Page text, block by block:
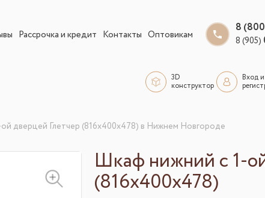
Рассрочка и кредит Контакты Оптовикам
8
8 (905)
3D
конструктор
Вход и
ой дверцей Глетчер (816х400х478) в Нижнем Новгороде
Шкаф нижний с 1-
(816х400х478)